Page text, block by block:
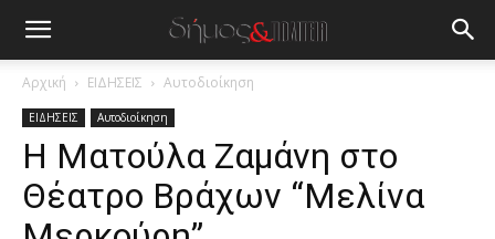
Αρχική ΕΙΔΗΣΕΙΣ Αυτοδιοίκηση
ΕΙΔΗΣΕΙΣ Αυτοδιοίκηση
H Ματούλα Ζαμάνη στο
Θέατρο Βράχων “Μελίνα